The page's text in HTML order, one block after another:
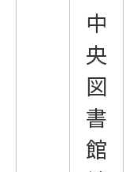
中
央
図
書
館